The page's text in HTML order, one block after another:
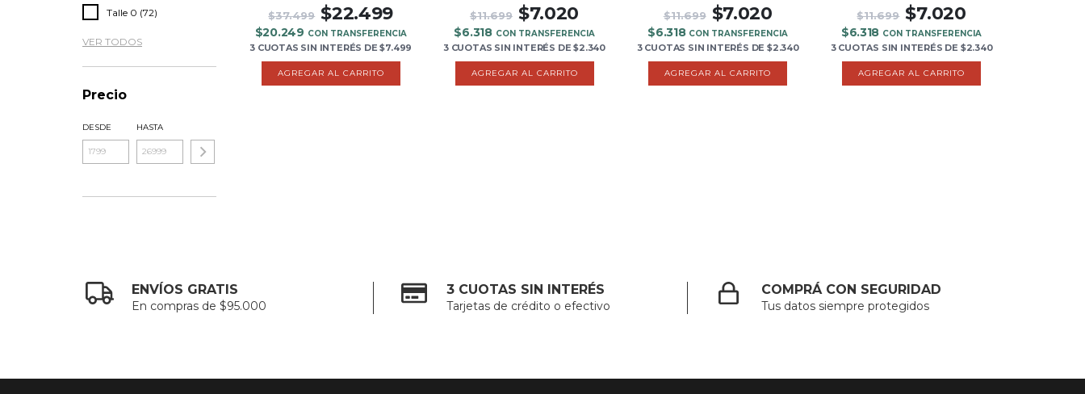
Talle 0 (72)
VER TODOS
Precio
DESDE HASTA
$37.499 $22.499
$20.249 CON TRANSFERENCIA
3 CUOTAS SIN INTERÉS DE$7.499
AGREGAR AL CARRITO
$11.699 $7.020
$6.318 CON TRANSFERENCIA
3 CUOTAS SIN INTERÉS DE$2.340
AGREGAR AL CARRITO
$11.699 $7.020
$6.318 CON TRANSFERENCIA
3 CUOTAS SIN INTERÉS DE $2.340
AGREGAR AL CARRITO
$11.699 $7.020
$6.318 CON TRANSFERENCIA
3 CUOTAS SIN INTERÉS DE $2.340
AGREGAR AL CARRITO
ENVÍOS GRATIS
En compras de $95.000
3 CUOTAS SIN INTERÉS
Tarjetas de crédito o efectivo
COMPRÁ CON SEGURIDAD
Tus datos siempre protegidos